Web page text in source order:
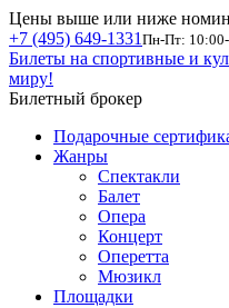
Цены выше или ниже
+7 (495) 649-1331 Пн-Пт:
Билеты на спортивные и
миру!
Билетный брокер
Подарочные
Жанры
Спектакли
Балет
Опера
Концерт
Оперетта
Мюзикл
Площадки